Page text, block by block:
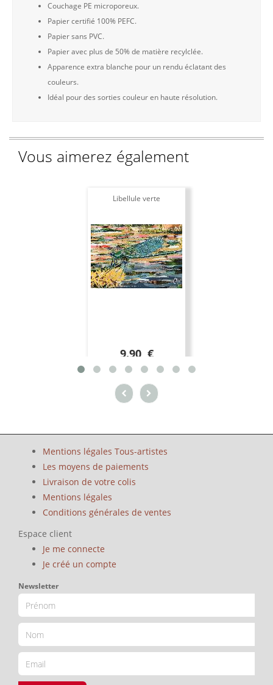
Couchage PE microporeux.
Papier certifié 100% PEFC.
Papier sans PVC.
Papier avec plus de 50% de matière recylclée.
Apparence extra blanche pour un rendu éclatant des
couleurs.
Idéal pour des sorties couleur en haute résolution.
Vous aimerez également
Libellule verte
9.90 €
Mentions légales Tous-artistes
Les moyens de paiements
Livraison de votre colis
Mentions légales
Conditions générales de ventes
Espace client
Je me connecte
Je créé un compte
Newsletter